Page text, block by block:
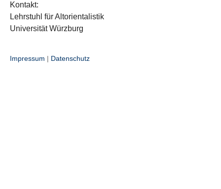
Kontakt:
Lehrstuhl für Altorientalistik
Universität Würzburg
Impressum | Datenschutz